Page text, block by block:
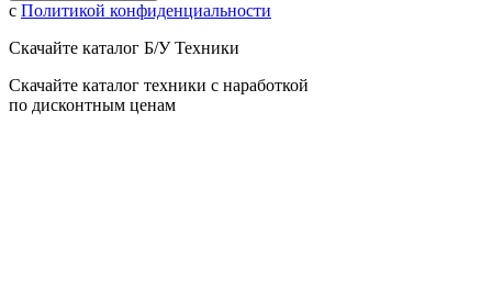
с Политикой конфиденциальности
Скачайте каталог Б/У Техники
Скачайте каталог техники с наработкой
по дисконтным ценам